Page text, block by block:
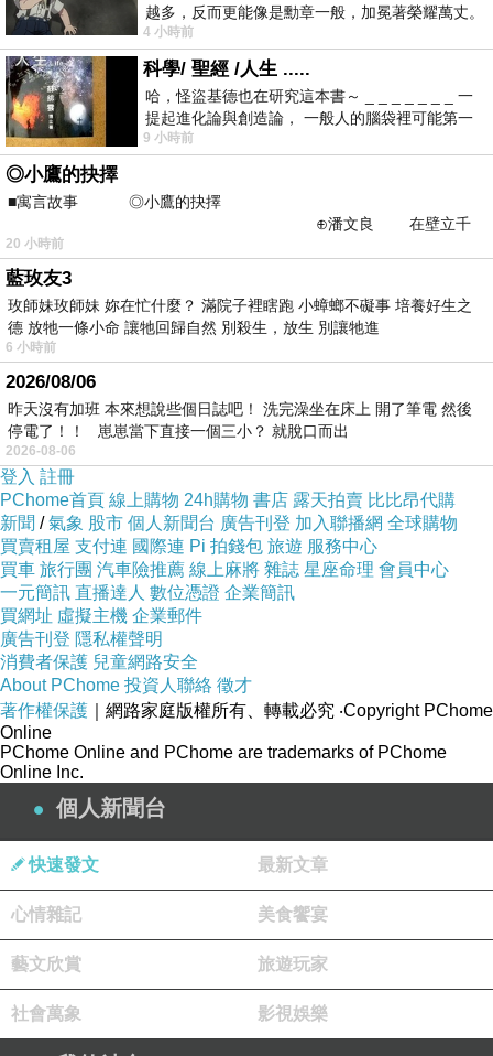
網紅店的社群經營-使用網絡行銷方法做口碑行銷-詹翔霖
老師-成功個案一帖咖啡
上一篇：優良市集評核評分星等參考標準-詹翔霖老師
下一篇：網紅店的社群經營-使用網絡行銷方法做口碑行銷-詹翔霖老師-成功個案小雨日和
越多，反而更能像是勳章一般，加冕著榮耀萬丈。
習慣一如縱容，成了再難輕輕放下的罪證
4 小時前
科學/ 聖經 /人生 .....
哈，怪盜基德也在研究這本書～ _ _ _ _ _ _ _ 一
提起進化論與創造論， 一般人的腦袋裡可能第一
時間就有「 進化論很科
9 小時前
◎小鷹的抉擇
■寓言故事 ◎小鷹的抉擇
⊕潘文良 在壁立千
仞的懸崖上，有一座遮天蔽
20 小時前
藍玫友3
玫師妹玫師妹 妳在忙什麼？ 滿院子裡瞎跑 小蟑螂不礙事 培養好生之
德 放牠一條小命 讓牠回歸自然 別殺生，放生 別讓牠進
6 小時前
2026/08/06
昨天沒有加班 本來想說些個日誌吧！ 洗完澡坐在床上 開了筆電 然後
停電了！！ 崽崽當下直接一個三小？ 就脫口而出
2026-08-06
登入 註冊
PChome首頁 線上購物 24h購物 書店 露天拍賣 比比昂代購
新聞 /氣象 股市 個人新聞台 廣告刊登 加入聯播網 全球購物
買賣租屋 支付連 國際連 Pi 拍錢包 旅遊 服務中心
買車 旅行團 汽車險推薦 線上麻將 雜誌 星座命理 會員中心
一元簡訊 直播達人 數位憑證 企業簡訊
買網址 虛擬主機 企業郵件
廣告刊登 隱私權聲明
消費者保護 兒童網路安全
About PChome 投資人聯絡 徵才
著作權保護 ｜網路家庭版權所有、轉載必究 ‧Copyright PChome
Online
PChome Online and PChome are trademarks of PChome
Online Inc.
個人新聞台
快速發文 最新文章
心情雜記 美食饗宴
藝文欣賞 旅遊玩家
社會萬象 影視娛樂